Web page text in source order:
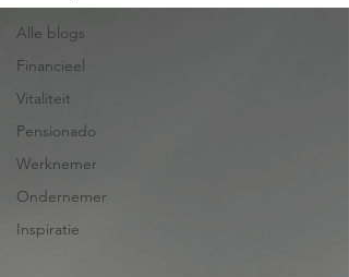
Alle blogs
Financieel
Vitaliteit
Pensionado
Werknemer
Ondernemer
Inspiratie